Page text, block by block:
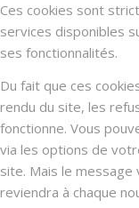
Ces cookies sont
services disponibles
ses fonctionnalités.
Du fait que ces
rendu du site, les
fonctionne. Vous
via les options de
site. Mais le
reviendra à chaque